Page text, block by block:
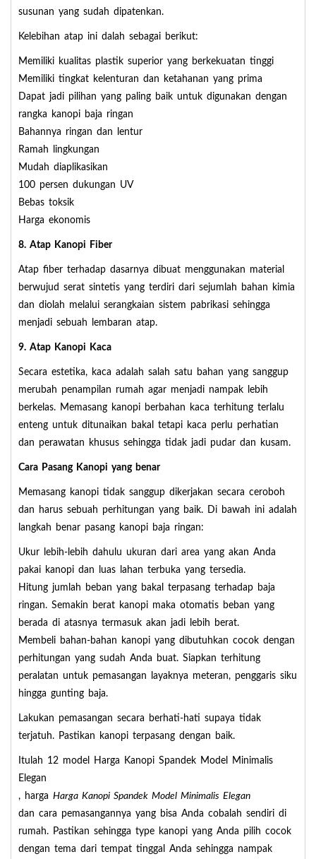
susunan yang sudah dipatenkan.
Kelebihan atap ini dalah sebagai berikut:
Memiliki kualitas plastik superior yang berkekuatan tinggi
Memiliki tingkat kelenturan dan ketahanan yang prima
Dapat jadi pilihan yang paling baik untuk digunakan dengan
rangka kanopi baja ringan
Bahannya ringan dan lentur
Ramah lingkungan
Mudah diaplikasikan
100 persen dukungan UV
Bebas toksik
Harga ekonomis
8. Atap Kanopi Fiber
Atap fiber terhadap dasarnya dibuat menggunakan material
berwujud serat sintetis yang terdiri dari sejumlah bahan kimia
dan diolah melalui serangkaian sistem pabrikasi sehingga
menjadi sebuah lembaran atap.
9. Atap Kanopi Kaca
Secara estetika, kaca adalah salah satu bahan yang sanggup
merubah penampilan rumah agar menjadi nampak lebih
berkelas. Memasang kanopi berbahan kaca terhitung terlalu
enteng untuk ditunaikan bakal tetapi kaca perlu perhatian
dan perawatan khusus sehingga tidak jadi pudar dan kusam.
Cara Pasang Kanopi yang benar
Memasang kanopi tidak sanggup dikerjakan secara ceroboh
dan harus sebuah perhitungan yang baik. Di bawah ini adalah
langkah benar pasang kanopi baja ringan:
Ukur lebih-lebih dahulu ukuran dari area yang akan Anda
pakai kanopi dan luas lahan terbuka yang tersedia.
Hitung jumlah beban yang bakal terpasang terhadap baja
ringan. Semakin berat kanopi maka otomatis beban yang
berada di atasnya termasuk akan jadi lebih berat.
Membeli bahan-bahan kanopi yang dibutuhkan cocok dengan
perhitungan yang sudah Anda buat. Siapkan terhitung
peralatan untuk pemasangan layaknya meteran, penggaris siku
hingga gunting baja.
Lakukan pemasangan secara berhati-hati supaya tidak
terjatuh. Pastikan kanopi terpasang dengan baik.
Itulah 12 model Harga Kanopi Spandek Model Minimalis
Elegan
, harga Harga Kanopi Spandek Model Minimalis Elegan
dan cara pemasangannya yang bisa Anda cobalah sendiri di
rumah. Pastikan sehingga type kanopi yang Anda pilih cocok
dengan tema dari tempat tinggal Anda sehingga nampak